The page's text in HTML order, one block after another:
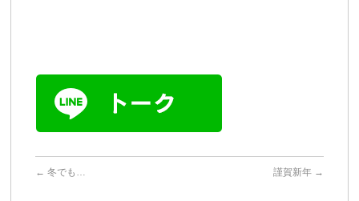
← 冬でも… 謹賀新年 →